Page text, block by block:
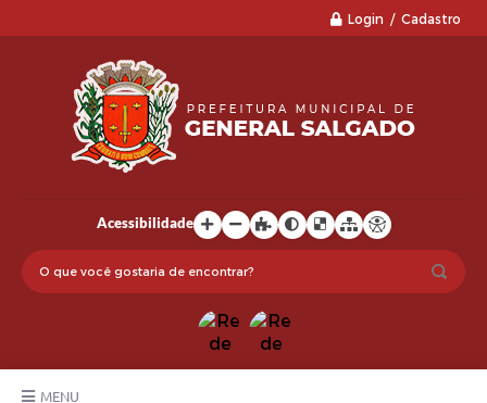
Login / Cadastro
Acessibilidade
MENU